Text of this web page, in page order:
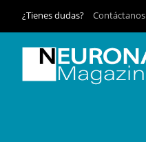
¿Tienes dudas? Contáctanos